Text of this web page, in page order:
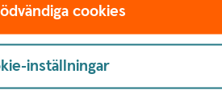
cookies
inställningar